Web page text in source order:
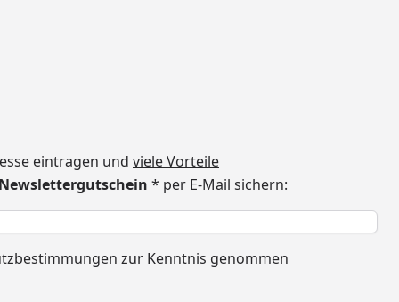
eintragen und viele Vorteile
* per E-Mail sichern:
zur Kenntnis genommen